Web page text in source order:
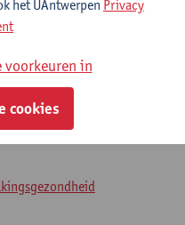
het UAntwerpen Privacy
in
cookies